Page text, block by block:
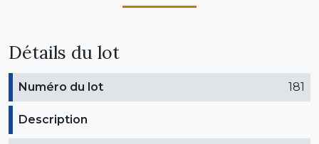
Détails du lot
Numéro du lot 181
Description